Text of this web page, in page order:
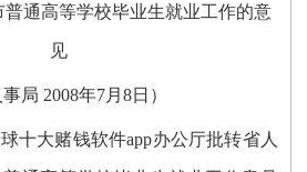
普通高等学校毕业生就业工作的意
见
事局 2008年7月8日）
十大赌钱软件app办公厅批转省人